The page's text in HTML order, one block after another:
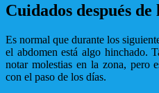
Cuidados después
Es normal que durante los
el abdomen está algo hinchado.
notar molestias en la zona, pero
con el paso de los días.